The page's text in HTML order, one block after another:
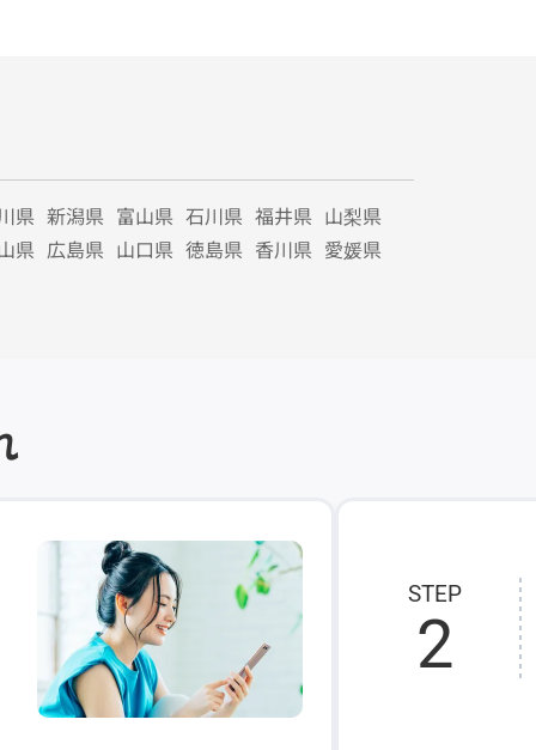
県 新潟県 富山県 石川県 福井県 山梨県
県 広島県 山口県 徳島県 香川県 愛媛県
STEP
2